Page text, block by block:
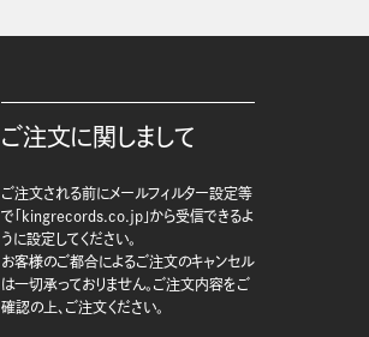
ご注文に関しまして
ご注文される前にメールフィルター設定等
で「kingrecords.co.jp」から受信できるよ
うに設定してください。
お客様のご都合によるご注文のキャンセル
は一切承っておりません。ご注文内容をご
確認の上、ご注文ください。